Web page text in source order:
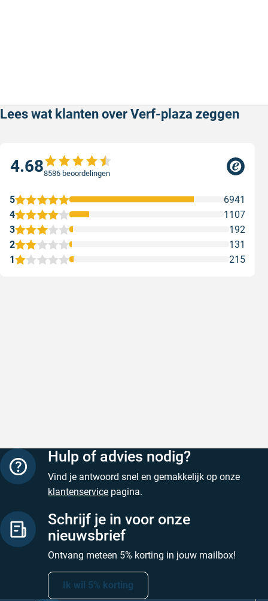
Lees wat klanten over Verf-plaza zeggen
4.688586 beoordelingen
1 215
2 131
3 192
4 1107
5 6941
Hulp of advies nodig?
Vind je antwoord snel en gemakkelijk op onze
klantenservice pagina.
Schrijf je in voor onze
nieuwsbrief
Ontvang meteen 5% korting in jouw mailbox!
Ik wil 5% korting